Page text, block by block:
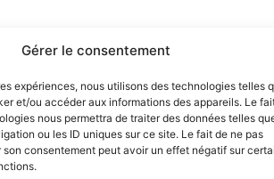
Gérer le consentement
expériences, nous utilisons des technologies telles
et/ou accéder aux informations des appareils. Le
nous permettra de traiter des données telles
ou les ID uniques sur ce site. Le fait de ne pas
consentement peut avoir un effet négatif sur